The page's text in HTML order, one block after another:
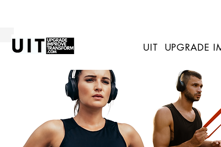
UIT UPGRADE